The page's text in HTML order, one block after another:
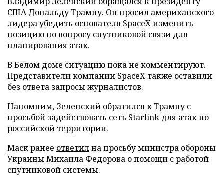
США Дональду Трампу. Он просил американского
лидера убедить основателя SpaceX изменить
позицию по вопросу спутниковой связи для
планирования атак.
В Белом доме ситуацию пока не комментируют.
Представители компании SpaceX также оставили
без ответа запросы журналистов.
Напомним, Зеленский обратилсяк Трампу с
просьбой задействовать сеть Starlink для атак по
российской территории.
Маск ранее ответилна просьбу министра обороны
Украины Михаила Федорова о помощи с работой
спутниковой системы.